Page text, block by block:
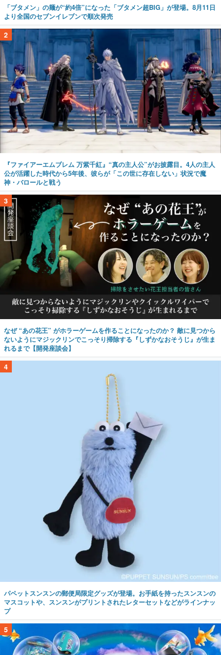
「ブタメン」の麺が“約4倍”になった「ブタメン超BIG」が登場。8月11日
より全国のセブンイレブンで順次発売
2
『ファイアーエムブレム 万紫千紅』“真の主人公”がお披露目。4人の主人
公が活躍した時代から5年後、彼らが「この世に存在しない」状況で魔
神・バロールと戦う
3
なぜ “あの花王” がホラーゲームを作ることになったのか？ 敵に見つから
ないようにマジックリンでこっそり掃除する『しずかなおそうじ』が生ま
れるまで【開発座談会】
4
パペットスンスンの郵便局限定グッズが登場。お手紙を持ったスンスンの
マスコットや、スンスンがプリントされたレターセットなどがラインナッ
プ
5